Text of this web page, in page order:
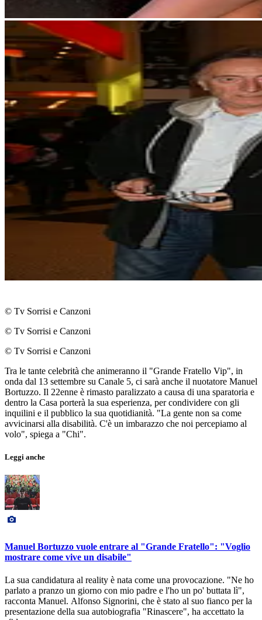
© Tv Sorrisi e Canzoni
© Tv Sorrisi e Canzoni
© Tv Sorrisi e Canzoni
Tra le tante celebrità che animeranno il "Grande Fratello Vip", in
onda dal 13 settembre su Canale 5, ci sarà anche il nuotatore Manuel
Bortuzzo. Il 22enne è rimasto paralizzato a causa di una sparatoria e
dentro la Casa porterà la sua esperienza, per condividere con gli
inquilini e il pubblico la sua quotidianità. "La gente non sa come
avvicinarsi alla disabilità. C'è un imbarazzo che noi percepiamo al
volo", spiega a "Chi".
Leggi anche
Manuel Bortuzzo vuole entrare al "Grande Fratello": "Voglio
mostrare come vive un disabile"
La sua candidatura al reality è nata come una provocazione. "Ne ho
parlato a pranzo un giorno con mio padre e l'ho un po' buttata lì",
racconta Manuel. Alfonso Signorini, che è stato al suo fianco per la
presentazione della sua autobiografia "Rinascere", ha accettato la